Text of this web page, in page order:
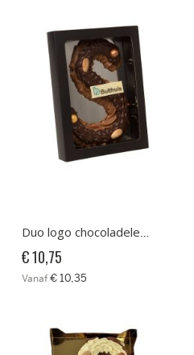
Duo logo chocoladeletter zwart doosje
€ 10,75
Vanaf€ 10,35